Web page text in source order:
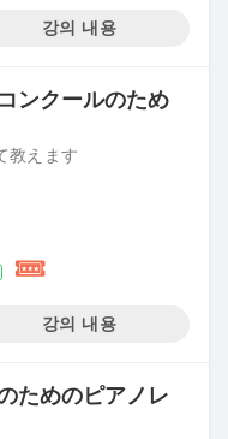
강의 내용
ンクールのため
教えます
강의 내용
ためのピアノレ